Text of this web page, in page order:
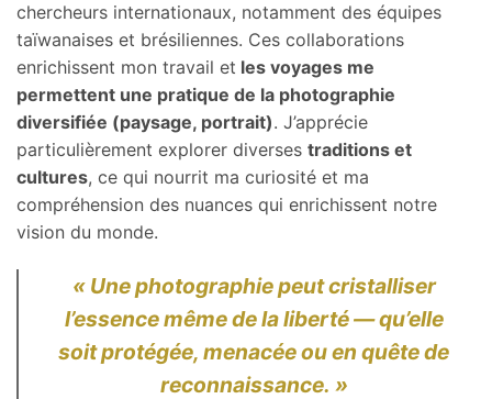
chercheurs internationaux, notamment des équipes
taïwanaises et brésiliennes. Ces collaborations
enrichissent mon travail et les voyages me
permettent une pratique de la photographie
diversifiée (paysage, portrait). J’apprécie
particulièrement explorer diverses traditions et
cultures, ce qui nourrit ma curiosité et ma
compréhension des nuances qui enrichissent notre
vision du monde.
« Une photographie peut cristalliser
l’essence même de la liberté — qu’elle
soit protégée, menacée ou en quête de
reconnaissance. »